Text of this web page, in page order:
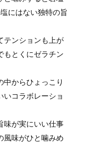
にはない独特の旨
テンションも上が
もとくにゼラチン
からひょっこり
いコラボレーショ
味が実にいい仕事
風味がひと噛みめ